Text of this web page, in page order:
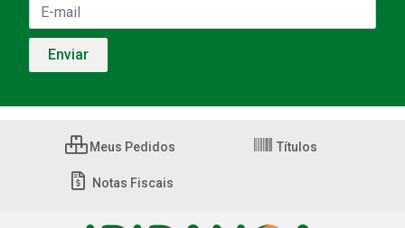
Meus Pedidos Títulos
Notas Fiscais